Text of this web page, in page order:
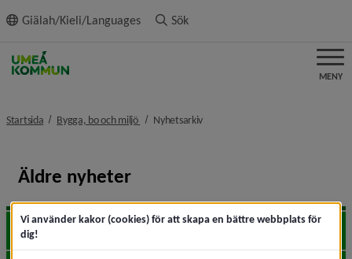
innehållet
Giälah/Kieli/Languages Sök
MENY
Startsida Bygga, bo och miljö nivå i brödsmulenavigeringen
Nyhetsarkivnivå i brödsmulenavigeringen
Äldre nyheter
2026
Vi använder kakor (cookies) för att skapa en bättre webbplats för
dig!